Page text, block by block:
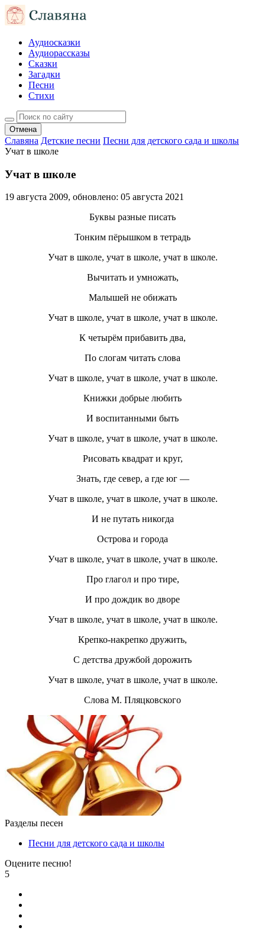
Аудиосказки
Аудиорассказы
Сказки
Загадки
Песни
Стихи
Отмена
Славяна Детские песни Песни для детского сада и школы
Учат в школе
Учат в школе
19 августа 2009, обновлено: 05 августа 2021
Буквы разные писать
Тонким пёрышком в тетрадь
Учат в школе, учат в школе, учат в школе.
Вычитать и умножать,
Малышей не обижать
Учат в школе, учат в школе, учат в школе.
К четырём прибавить два,
По слогам читать слова
Учат в школе, учат в школе, учат в школе.
Книжки добрые любить
И воспитанными быть
Учат в школе, учат в школе, учат в школе.
Рисовать квадрат и круг,
Знать, где север, а где юг —
Учат в школе, учат в школе, учат в школе.
И не путать никогда
Острова и города
Учат в школе, учат в школе, учат в школе.
Про глагол и про тире,
И про дождик во дворе
Учат в школе, учат в школе, учат в школе.
Крепко-накрепко дружить,
С детства дружбой дорожить
Учат в школе, учат в школе, учат в школе.
Слова М. Пляцковского
Разделы песен
Песни для детского сада и школы
Оцените песню!
5